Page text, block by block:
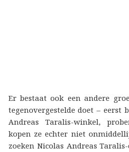
Er bestaat ook een andere
tegenovergestelde doet – eerst
Andreas Taralis-winkel,
kopen ze echter niet
zoeken Nicolas Andreas